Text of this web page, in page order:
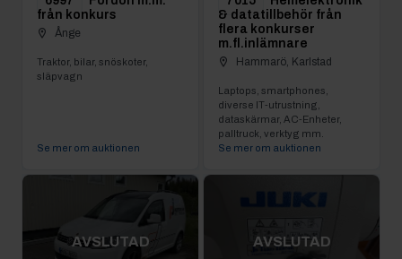
från konkurs
Ånge
Traktor, bilar, snöskoter,
släpvagn
Se mer om auktionen
& datatillbehör från
flera konkurser
m.fl.inlämnare
Hammarö, Karlstad
Laptops, smartphones,
diverse IT-utrustning,
dataskärmar, AC-Enheter,
palltruck, verktyg mm.
Se mer om auktionen
AVSLUTAD AVSLUTAD